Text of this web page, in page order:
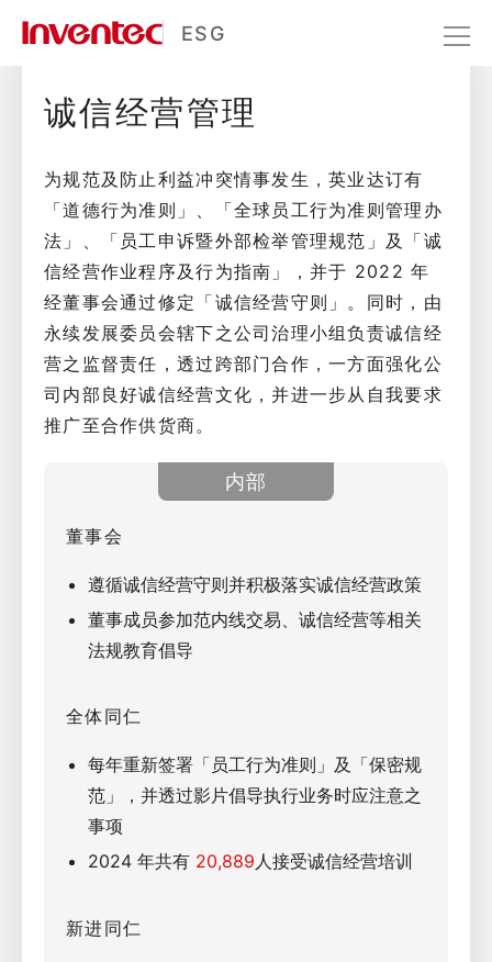
ESG
诚信经营管理
公司治理 商业道德
诚信经营管理
为规范及防止利益冲突情事发生，英业达订有
「道德行为准则」、「全球员工行为准则管理办
法」、「员工申诉暨外部检举管理规范」及「诚
信经营作业程序及行为指南」，并于 2022 年
经董事会通过修定「诚信经营守则」。同时，由
永续发展委员会辖下之公司治理小组负责诚信经
营之监督责任，透过跨部门合作，一方面强化公
司内部良好诚信经营文化，并进一步从自我要求
推广至合作供货商。
内部
董事会
遵循诚信经营守则并积极落实诚信经营政策
董事成员参加范内线交易、诚信经营等相关
法规教育倡导
全体同仁
每年重新签署「员工行为准则」及「保密规
范」，并透过影片倡导执行业务时应注意之
事项
2024 年共有 20,889人接受诚信经营培训
新进同仁